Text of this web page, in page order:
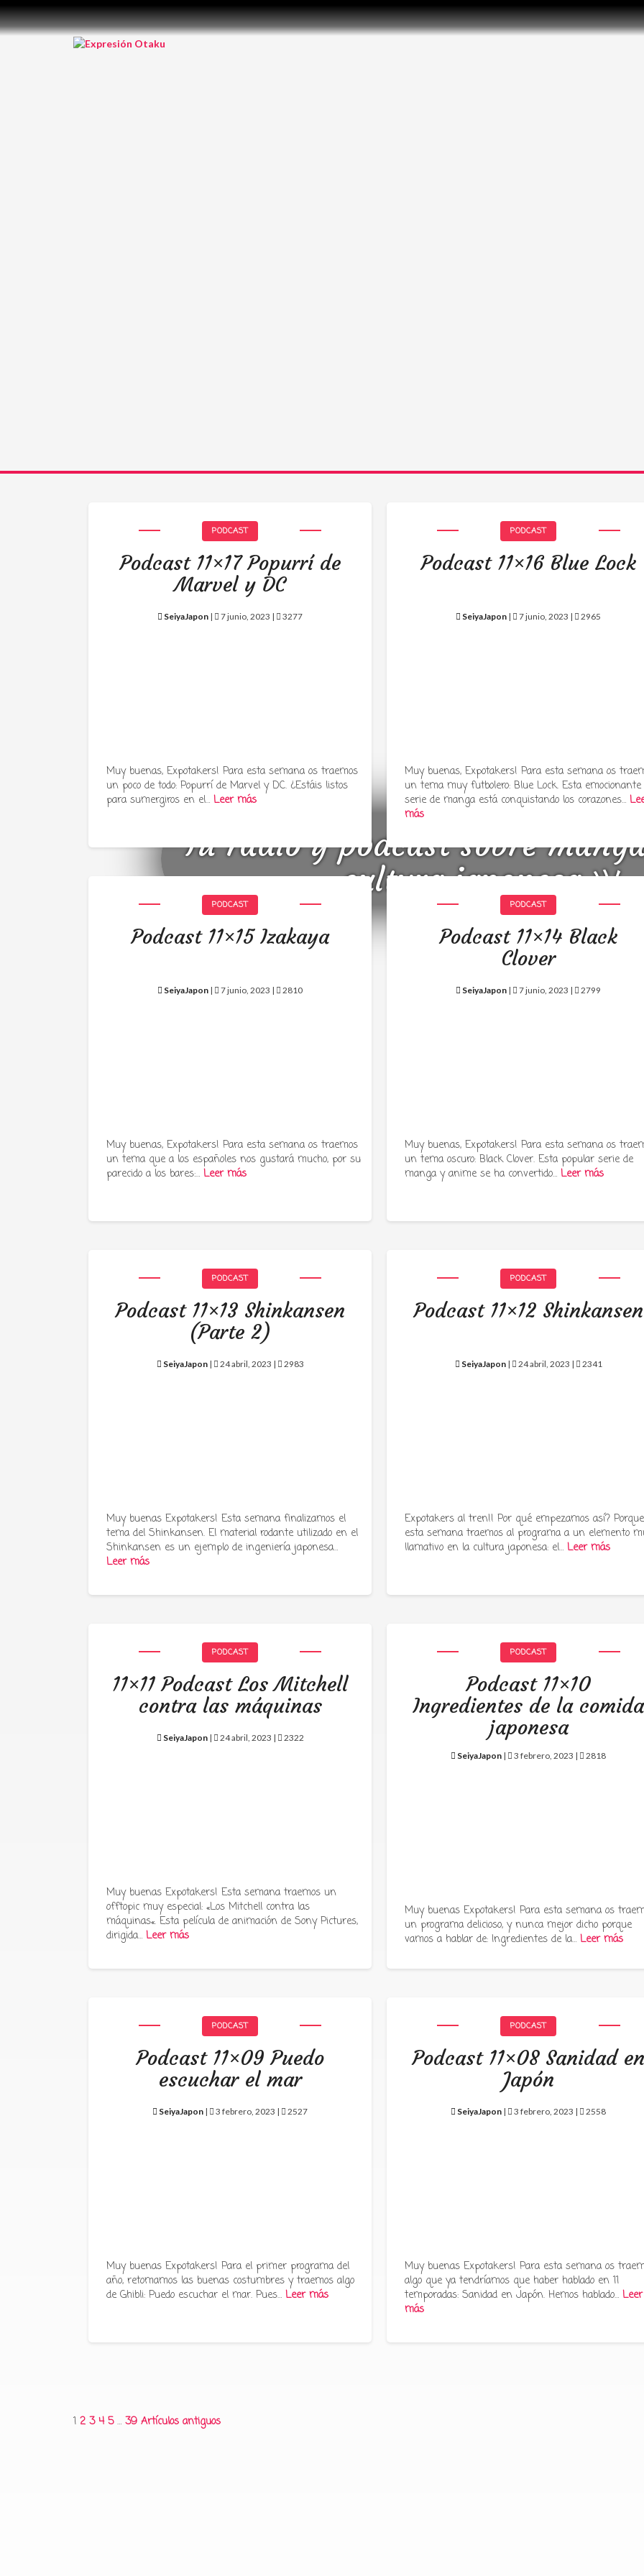
Tu radio y podcast sobre
cultura japonesa ツ
PODCAST
Podcast 11×17 Popurrí de
Marvel y DC
SeiyaJapon | 7 junio, 2023 | 3277
Muy buenas, Expotakers! Para esta semana os traemos
un poco de todo: Popurrí de Marvel y DC. ¿Estáis listos
para sumergiros en el…Leer más
PODCAST
Podcast 11×16 Blue Lock
SeiyaJapon | 7 junio, 2023 | 2965
Muy buenas, Expotakers! Para esta semana os
un tema muy futbolero: Blue Lock. Esta emocionante
serie de manga está conquistando los corazones…
más
PODCAST
Podcast 11×15 Izakaya
SeiyaJapon | 7 junio, 2023 | 2810
Muy buenas, Expotakers! Para esta semana os traemos
un tema que a los españoles nos gustará mucho, por su
parecido a los bares:…Leer más
PODCAST
Podcast 11×14 Black
Clover
SeiyaJapon | 7 junio, 2023 | 2799
Muy buenas, Expotakers! Para esta semana os
un tema oscuro: Black Clover. Esta popular serie de
manga y anime se ha convertido…Leer más
PODCAST
Podcast 11×13 Shinkansen
(Parte 2)
SeiyaJapon| 24 abril, 2023 | 2983
Muy buenas Expotakers! Esta semana finalizamos el
tema del Shinkansen. El material rodante utilizado en el
Shinkansen es un ejemplo de ingeniería japonesa…
Leer más
PODCAST
Podcast 11×12 Shinkansen
SeiyaJapon| 24 abril, 2023 | 2341
Expotakers al tren!! Por qué empezamos así? Porque
esta semana traemos al programa a un elemento
llamativo en la cultura japonesa: el…Leer más
PODCAST
11×11 Podcast Los Mitchell
contra las máquinas
SeiyaJapon| 24 abril, 2023 | 2322
Muy buenas Expotakers! Esta semana traemos un
offtopic muy especial: «Los Mitchell contra las
máquinas«. Esta película de animación de Sony Pictures,
dirigida…Leer más
PODCAST
Podcast 11×10
Ingredientes de la comida
japonesa
SeiyaJapon | 3 febrero, 2023 | 2818
Muy buenas Expotakers! Para esta semana os
un programa delicioso, y nunca mejor dicho porque
vamos a hablar de: Ingredientes de la…Leer más
PODCAST
Podcast 11×09 Puedo
escuchar el mar
SeiyaJapon | 3 febrero, 2023 | 2527
Muy buenas Expotakers! Para el primer programa del
año, retomamos las buenas costumbres y traemos algo
de Ghibli: Puedo escuchar el mar. Pues…Leer más
PODCAST
Podcast 11×08 Sanidad en
Japón
SeiyaJapon | 3 febrero, 2023 | 2558
Muy buenas Expotakers! Para esta semana os
algo que ya tendríamos que haber hablado en 11
temporadas: Sanidad en Japón. Hemos hablado…Leer
más
Paginación
1 2 3 4 5 … 39 Artículos antiguos